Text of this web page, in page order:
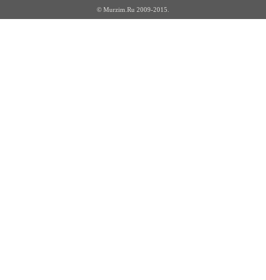
© Murzim.Ru 2009-2015.